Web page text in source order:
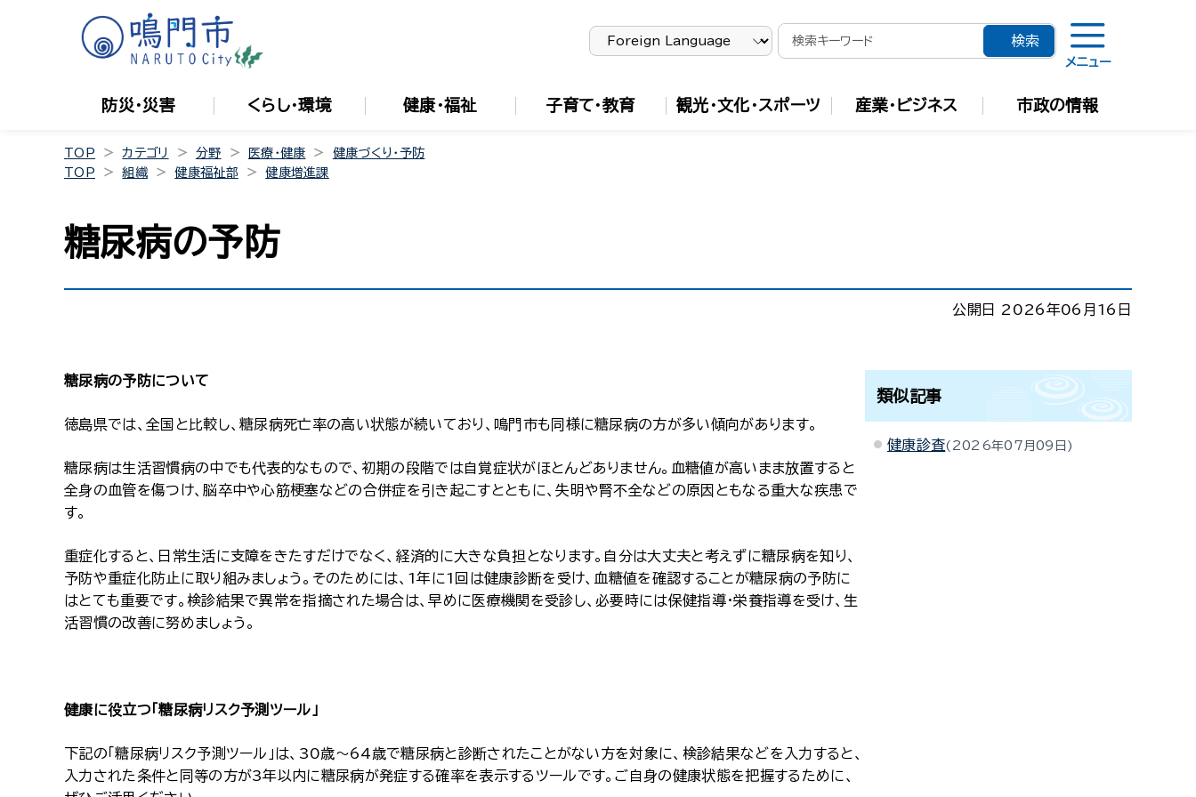
メニュー
防災・災害 くらし・環境 健康・福祉 子育て・教育 観光・文化・スポーツ 産業・ビジネス 市政の情報
TOP カテゴリ 分野 医療・健康
健康づくり・予防
TOP
組織 健康福祉部 健康増進課
糖尿病の予防
公開日 2026年06月16日
糖尿病の予防について
徳島県では、全国と比較し、糖尿病死亡率の高い状態が続いており、鳴門市も同様に糖尿病の方が多い傾向があります。
糖尿病は生活習慣病の中でも代表的なもので、初期の段階では自覚症状がほとんどありません。血糖値が高いまま放置すると
全身の血管を傷つけ、脳卒中や心筋梗塞などの合併症を引き起こすとともに、失明や腎不全などの原因ともなる重大な疾患で
す。
重症化すると、日常生活に支障をきたすだけでなく、経済的に大きな負担となります。自分は大丈夫と考えずに糖尿病を知り、
予防や重症化防止に取り組みましょう。そのためには、1年に1回は健康診断を受け、血糖値を確認することが糖尿病の予防に
はとても重要です。検診結果で異常を指摘された場合は、早めに医療機関を受診し、必要時には保健指導・栄養指導を受け、生
活習慣の改善に努めましょう。
健康に役立つ「糖尿病リスク予測ツール」
下記の「糖尿病リスク予測ツール」は、30歳～64歳で糖尿病と診断されたことがない方を対象に、検診結果などを入力すると、
入力された条件と同等の方が3年以内に糖尿病が発症する確率を表示するツールです。ご自身の健康状態を把握するために、
類似記事
健康診査 2026年07月09日